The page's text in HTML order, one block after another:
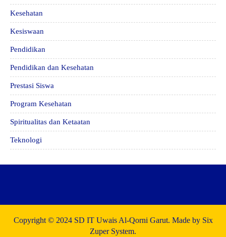
Kesehatan
Kesiswaan
Pendidikan
Pendidikan dan Kesehatan
Prestasi Siswa
Program Kesehatan
Spiritualitas dan Ketaatan
Teknologi
Copyright © 2024 SD IT Uwais Al-Qorni Garut. Made by Six
Zuper System.